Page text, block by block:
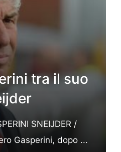
tra il suo
SNEIJDER /
Gasperini, dopo ...